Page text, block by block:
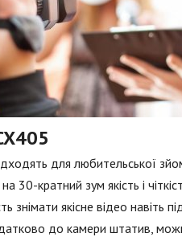
для любительської
30-кратний зум якість і
якісне відео навіть
до камери штатив,